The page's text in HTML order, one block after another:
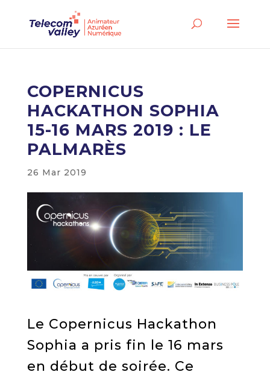
COPERNICUS
HACKATHON SOPHIA
15-16 MARS 2019 : LE
PALMARÈS
26 Mar 2019
Le Copernicus Hackathon
Sophia a pris fin le 16 mars
en début de soirée. Ce